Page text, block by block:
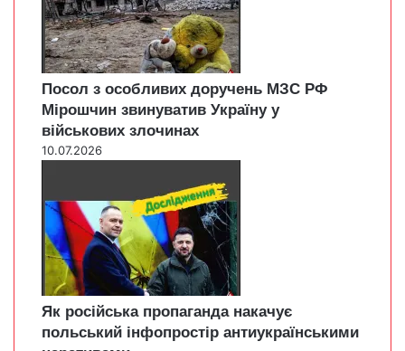
Посол з особливих доручень МЗС РФ
Мірошчин звинуватив Україну у
військових злочинах
10.07.2026
Як російська пропаганда накачує
польський інфопростір антиукраїнськими